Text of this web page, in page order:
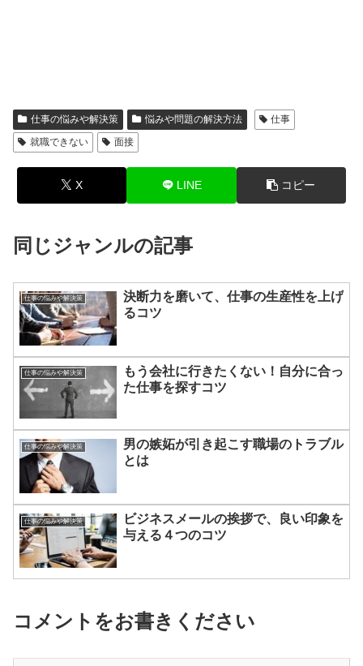
仕事の悩みや解決策 悩みや問題の解決方法
仕事
就職できない
面接
X LINE コピー
同じジャンルの記事
仕事の悩みや解決策
決断力を磨いて、仕事の生産性を上げ
るコツ
仕事の悩みや解決策
もう会社に行きたくない！自分に合っ
た仕事を探すコツ
仕事の悩みや解決策
男の嫉妬が引き起こす職場のトラブル
とは
仕事の悩みや解決策
ビジネスメールの挨拶で、良い印象を
与える４つのコツ
コメントをお書きください